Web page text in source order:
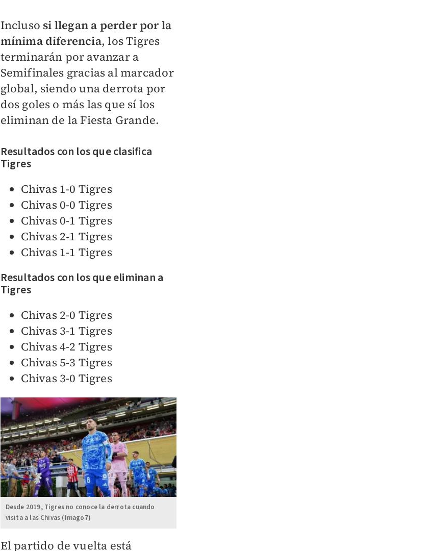
Incluso si llegan a perder por la
mínima diferencia, los Tigres
terminarán por avanzar a
Semifinales gracias al marcador
global, siendo una derrota por
dos goles o más las que sí los
eliminan de la Fiesta Grande.
Resultados con los que clasifica
Tigres
Chivas 1-0 Tigres
Chivas 0-0 Tigres
Chivas 0-1 Tigres
Chivas 2-1 Tigres
Chivas 1-1 Tigres
Resultados con los que eliminan a
Tigres
Chivas 2-0 Tigres
Chivas 3-1 Tigres
Chivas 4-2 Tigres
Chivas 5-3 Tigres
Chivas 3-0 Tigres
Desde 2019, Tigres no conoce la derrota cuando
visita a las Chivas (Imago7)
El partido de vuelta está